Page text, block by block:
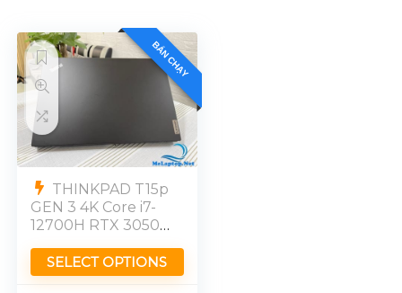
BÁN CHẠY
THINKPAD T15p
GEN 3 4K Core i7-
12700H RTX 3050
SELECT OPTIONS